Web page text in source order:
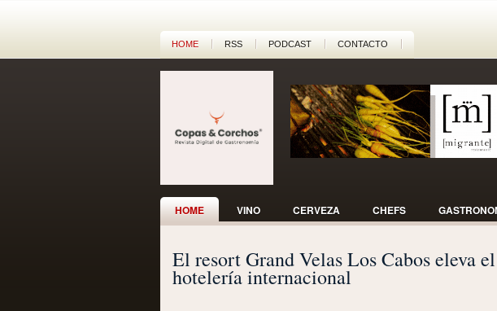
HOME RSS PODCAST CONTACTO
HOME VINO CERVEZA CHEFS
El resort Grand Velas Los Cabos eleva
hotelería internacional